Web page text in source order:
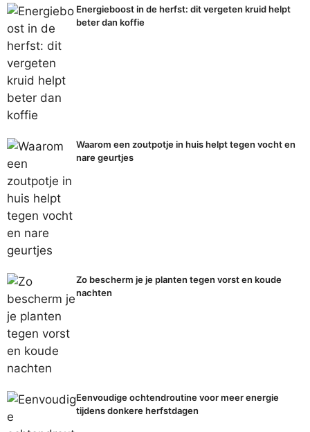
Energieboost in de herfst: dit vergeten kruid helpt
beter dan koffie
Waarom een zoutpotje in huis helpt tegen vocht en
nare geurtjes
Zo bescherm je je planten tegen vorst en koude
nachten
Eenvoudige ochtendroutine voor meer energie
tijdens donkere herfstdagen